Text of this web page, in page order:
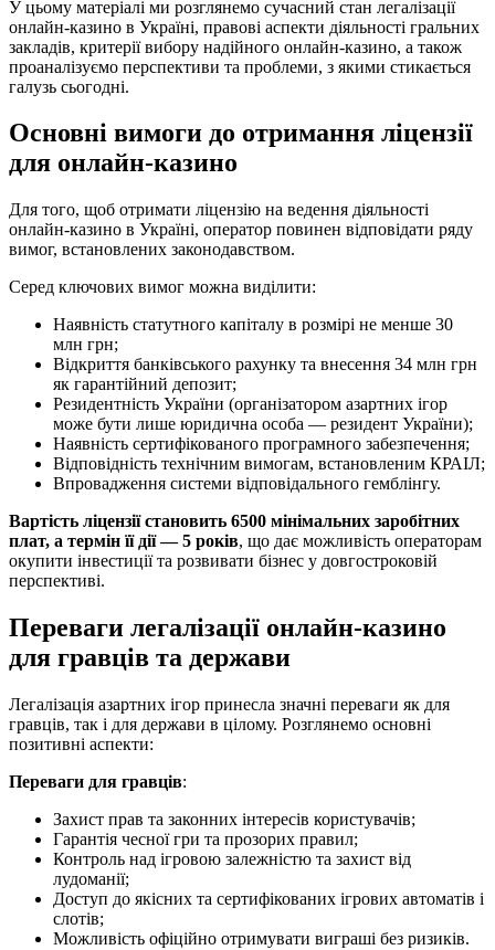
У цьому матеріалі ми розглянемо сучасний стан легалізації
онлайн-казино в Україні, правові аспекти діяльності гральних
закладів, критерії вибору надійного онлайн-казино, а також
проаналізуємо перспективи та проблеми, з якими стикається
галузь сьогодні.
Основні вимоги до отримання ліцензії
для онлайн-казино
Для того, щоб отримати ліцензію на ведення діяльності
онлайн-казино в Україні, оператор повинен відповідати ряду
вимог, встановлених законодавством.
Серед ключових вимог можна виділити:
Наявність статутного капіталу в розмірі не менше 30
млн грн;
Відкриття банківського рахунку та внесення 34 млн грн
як гарантійний депозит;
Резидентність України (організатором азартних ігор
може бути лише юридична особа — резидент України);
Наявність сертифікованого програмного забезпечення;
Відповідність технічним вимогам, встановленим КРАІЛ;
Впровадження системи відповідального гемблінгу.
Вартість ліцензії становить 6500 мінімальних заробітних
плат, а термін її дії — 5 років, що дає можливість операторам
окупити інвестиції та розвивати бізнес у довгостроковій
перспективі.
Переваги легалізації онлайн-казино
для гравців та держави
Легалізація азартних ігор принесла значні переваги як для
гравців, так і для держави в цілому. Розглянемо основні
позитивні аспекти:
Переваги для гравців:
Захист прав та законних інтересів користувачів;
Гарантія чесної гри та прозорих правил;
Контроль над ігровою залежністю та захист від
лудоманії;
Доступ до якісних та сертифікованих ігрових автоматів і
слотів;
Можливість офіційно отримувати виграші без ризиків.